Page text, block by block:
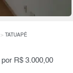
TATUAPÉ
R$ 3.000,00